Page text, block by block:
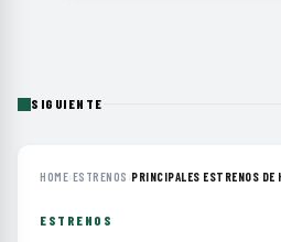
SIGUIENTE
HOME›ESTRENOS ›PRINCIPALES ESTRENOS DE
ESTRENOS